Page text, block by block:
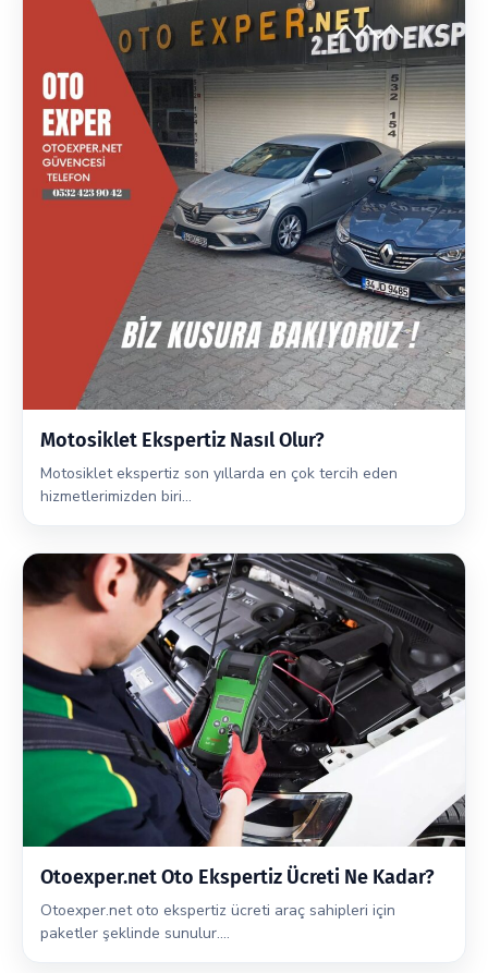
Motosiklet Ekspertiz Nasıl Olur?
Motosiklet ekspertiz son yıllarda en çok tercih eden
hizmetlerimizden biri…
Otoexper.net Oto Ekspertiz Ücreti Ne Kadar?
Otoexper.net oto ekspertiz ücreti araç sahipleri için
paketler şeklinde sunulur.…